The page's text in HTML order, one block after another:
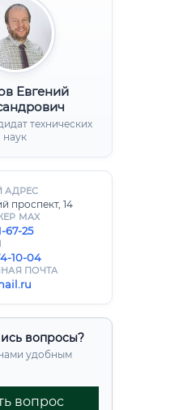
Евгений
технических
наук
АДРЕС
проспект, 14
MAX
67-25
10-04
ПОЧТА
вопросы?
удобным
вопрос